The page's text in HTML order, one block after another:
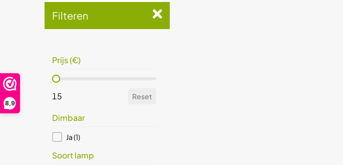
8,9
Soort lamp
Dimbaar
Ja(1)
Prijs (€)
Prijs (€)
15
Filteren
Prijs (€)
Prijs (€)
15 Reset
Dimbaar
Dimbaar
Ja(1)
Soort lamp